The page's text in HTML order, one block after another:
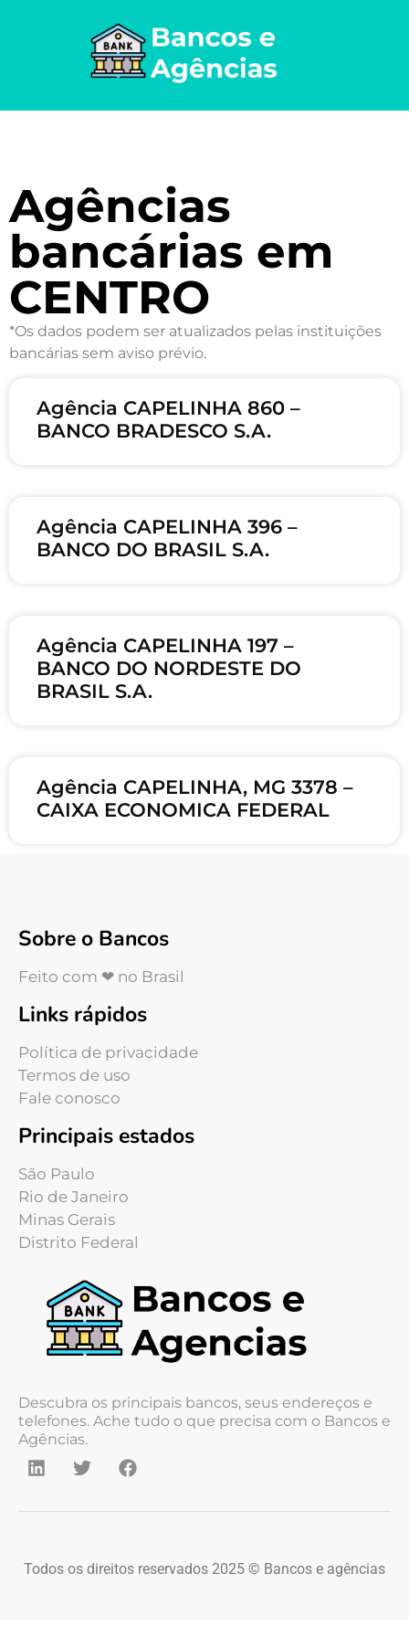
Agências
bancárias em
CENTRO
*Os dados podem ser atualizados pelas instituições
bancárias sem aviso prévio.
Agência CAPELINHA 860 –
BANCO BRADESCO S.A.
Agência CAPELINHA 396 –
BANCO DO BRASIL S.A.
Agência CAPELINHA 197 –
BANCO DO NORDESTE DO
BRASIL S.A.
Agência CAPELINHA, MG 3378 –
CAIXA ECONOMICA FEDERAL
Sobre o Bancos
Feito com ❤ no Brasil
Links rápidos
Política de privacidade
Termos de uso
Fale conosco
Principais estados
São Paulo
Rio de Janeiro
Minas Gerais
Distrito Federal
Descubra os principais bancos, seus endereços e
telefones. Ache tudo o que precisa com o Bancos e
Agências.
Todos os direitos reservados 2025 © Bancos e agências